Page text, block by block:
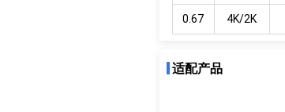
0.67 4K/2K
适配产品